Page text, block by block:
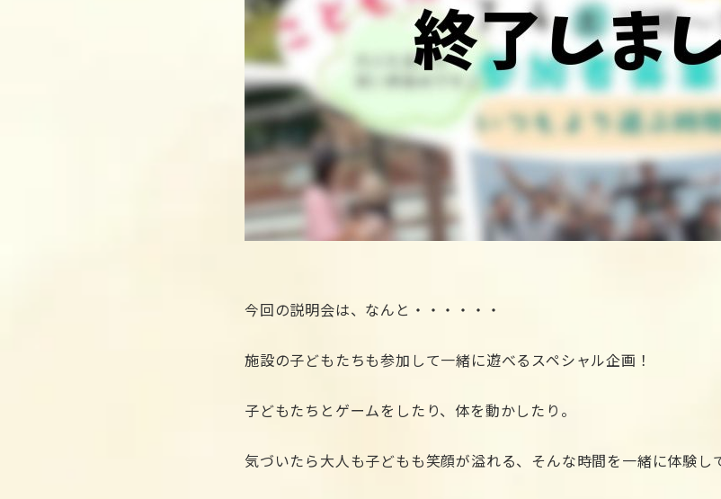
今回の説明会は、なんと・・・・・・
施設の子どもたちも参加して一緒に遊べるスペシャル企画！
子どもたちとゲームをしたり、体を動かしたり。
気づいたら大人も子どもも笑顔が溢れる、そんな時間を一緒に体験し